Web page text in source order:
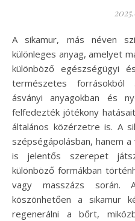
A sikamur, más néven szikla- vagy gyógyiszap, egy
különleges anyag, amelyet
különböző egészségügyi
természetes forrásokból
ásványi anyagokban és
felfedezték jótékony
általános közérzetre is. A
szépségápolásban, hanem
is jelentős szerepet
különböző formákban
vagy masszázs során.
köszönhetően a sikamur
regenerálni a bőrt,